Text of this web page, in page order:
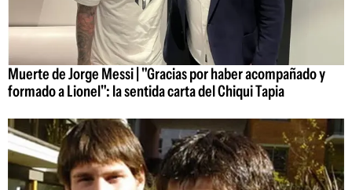
Muerte de Jorge Messi | "Gracias por haber acompañado y
formado a Lionel": la sentida carta del Chiqui Tapia